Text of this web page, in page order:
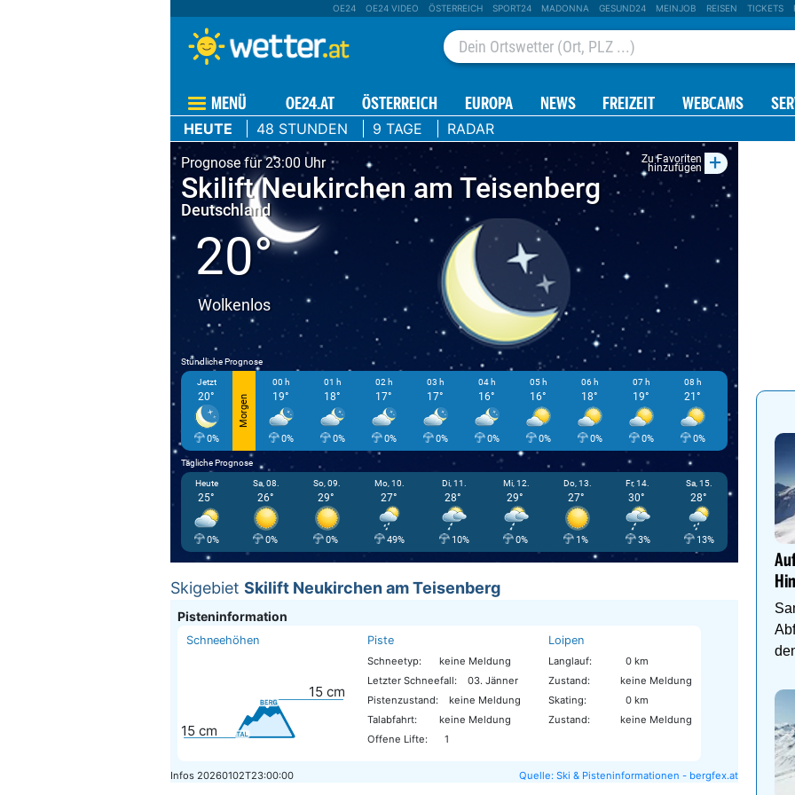
OE24 OE24 VIDEO ÖSTERREICH SPORT24 MADONNA GESUND24 MEINJOB REISEN TICKETS
MENÜ OE24.AT ÖSTERREICH EUROPA NEWS FREIZEIT WEBCAMS
HEUTE 48 STUNDEN 9 TAGE RADAR
Prognose für 23:00 Uhr Zu Favoriten
hinzufügen +
Skilift Neukirchen am Teisenberg
Deutschland
20°
Wolkenlos
Stündliche Prognose
Jetzt
20°
0%
Morgen
00 h
19°
0%
01 h
18°
0%
02 h
17°
0%
03 h
17°
0%
04 h
16°
0%
05 h
16°
0%
06 h
18°
0%
07 h
19°
0%
08 h
21°
0%
09 h
Tägliche Prognose
Heute
25°
0%
Sa, 08.
26°
0%
So, 09.
29°
0%
Mo, 10.
27°
49%
Di, 11.
28°
10%
Mi, 12.
29°
0%
Do, 13.
27°
1%
Fr, 14.
30°
3%
Sa, 15.
28°
13%
Skigebiet Skilift Neukirchen am Teisenberg
Pisteninformation
Schneehöhen
15 cm
15 cm
Piste
Schneetyp:
keine Meldung
Letzter Schneefall:
03. Jänner
Pistenzustand:
keine Meldung
Talabfahrt:
keine Meldung
Offene Lifte:
1
Loipen
Langlauf:
0 km
Zustand:
keine Meldung
Skating:
0 km
Zustand:
keine Meldung
Infos 20260102T23:00:00 Quelle: Ski & Pisteninformationen - bergfex.at